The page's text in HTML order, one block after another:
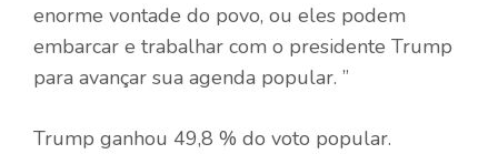
enorme vontade do povo, ou eles podem
embarcar e trabalhar com o presidente Trump
para avançar sua agenda popular. ”
Trump ganhou 49,8 % do voto popular.